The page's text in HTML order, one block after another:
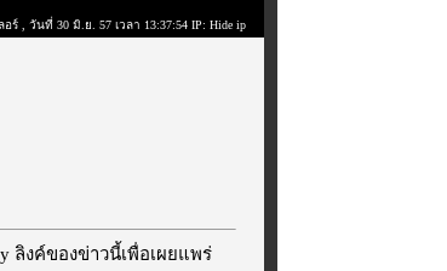
อร์ , วันที่ 30 มิ.ย. 57 เวลา 13:37:54 IP: Hide ip
ลิงค์ของข่าวนี้เพื่อเผยแพร่